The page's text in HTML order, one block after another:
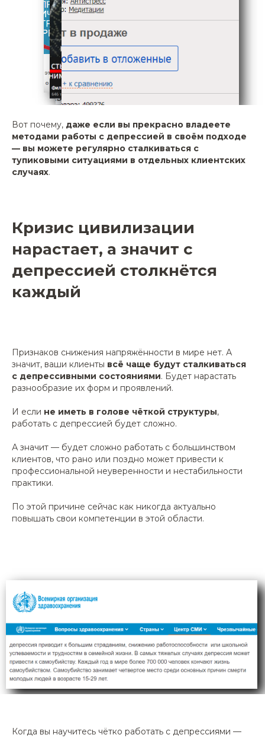
Вот почему, даже если вы прекрасно владеете
методами работы с депрессией в своём подходе
— вы можете регулярно сталкиваться с
тупиковыми ситуациями в отдельных клиентских
случаях.
Кризис цивилизации
нарастает, а значит с
депрессией столкнётся
каждый
Признаков снижения напряжённости в мире нет. А
значит, ваши клиенты всё чаще будут сталкиваться
с депрессивными состояниями. Будет нарастать
разнообразие их форм и проявлений.
И если не иметь в голове чёткой структуры,
работать с депрессией будет сложно.
А значит — будет сложно работать с большинством
клиентов, что рано или поздно может привести к
профессиональной неуверенности и нестабильности
практики.
По этой причине сейчас как никогда актуально
повышать свои компетенции в этой области.
Когда вы научитесь чётко работать с депрессиями —